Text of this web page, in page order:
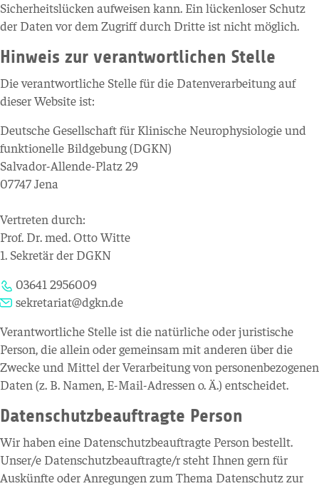
Sicherheitslücken aufweisen kann. Ein lückenloser Schutz
der Daten vor dem Zugriff durch Dritte ist nicht möglich.
Hinweis zur verantwortlichen Stelle
Die verantwortliche Stelle für die Datenverarbeitung auf
dieser Website ist:
Deutsche Gesellschaft für Klinische Neurophysiologie und
funktionelle Bildgebung (DGKN)
Salvador-Allende-Platz 29
07747 Jena
Vertreten durch:
Prof. Dr. med. Otto Witte
1. Sekretär der DGKN
03641 2956009
sekretariat@dgkn.de
Verantwortliche Stelle ist die natürliche oder juristische
Person, die allein oder gemeinsam mit anderen über die
Zwecke und Mittel der Verarbeitung von personenbezogenen
Daten (z. B. Namen, E-Mail-Adressen o. Ä.) entscheidet.
Datenschutzbeauftragte Person
Wir haben eine Datenschutzbeauftragte Person bestellt.
Unser/e Datenschutzbeauftragte/r steht Ihnen gern für
Auskünfte oder Anregungen zum Thema Datenschutz zur